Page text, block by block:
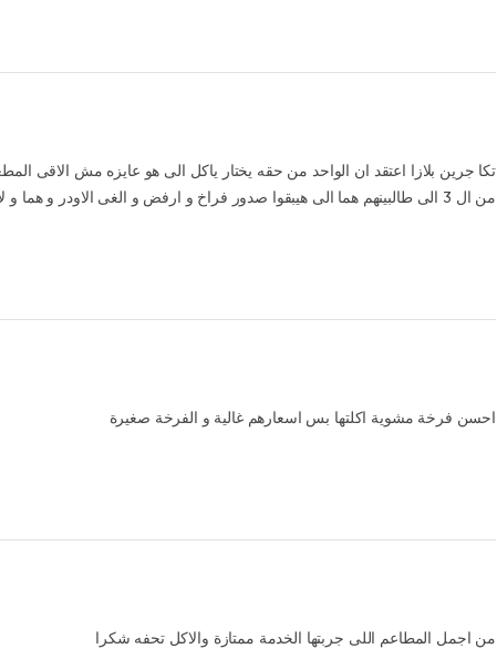
تكا جرين بلازا اعتقد ان الواحد من حقه يختار ياكل الى هو عايزه مش الاقى
من ال 3 الى طالبينهم هما الى هيبقوا صدور فراخ و ارفض و الغى الاودر و هما و لا هاممهم
احسن فرخة مشوية اكلتها بس اسعارهم غالية و الفرخة صغيرة
من اجمل المطاعم اللى جربتها الخدمة ممتازة والاكل تحفه شكرا